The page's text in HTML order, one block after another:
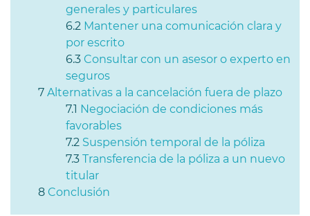
generales y particulares
Mantener una comunicación clara y
por escrito
Consultar con un asesor o experto en
seguros
Alternativas a la cancelación fuera de plazo
Negociación de condiciones más
favorables
Suspensión temporal de la póliza
Transferencia de la póliza a un nuevo
titular
Conclusión